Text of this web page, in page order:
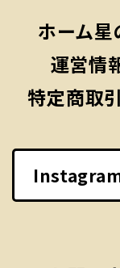
ホーム星
運営情
特定商取